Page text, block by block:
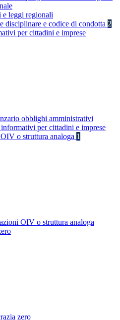
e leggi regionali
disciplinare e codice di condotta 2
per cittadini e imprese
obblighi amministrativi
per cittadini e imprese
o struttura analoga 1
OIV o struttura analoga
zero